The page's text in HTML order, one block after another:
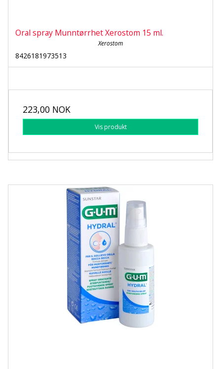
Oral spray Munntørrhet Xerostom 15 ml.
Xerostom
8426181973513
223,00 NOK
Vis produkt